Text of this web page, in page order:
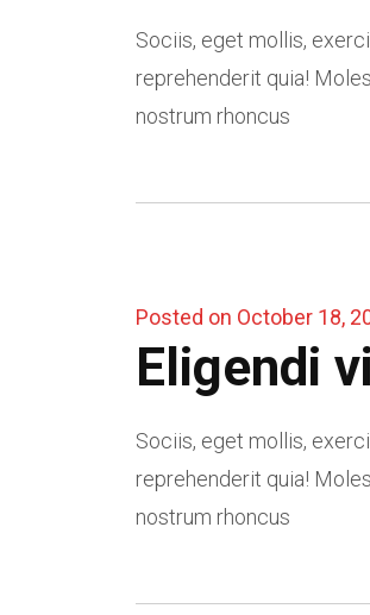
Sociis, eget mollis,
reprehenderit quia!
nostrum rhoncus
Posted on October 18,
Eligendi
Sociis, eget mollis,
reprehenderit quia!
nostrum rhoncus